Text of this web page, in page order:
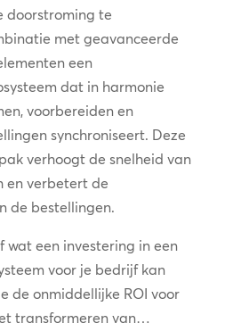
doorstroming te
met geavanceerde
een
dat in harmonie
voorbereiden en
synchroniseert. Deze
verhoogt de snelheid van
en verbetert de
de bestellingen.
wat een investering in een
voor je bedrijf kan
de onmiddellijke ROI voor
transformeren van…